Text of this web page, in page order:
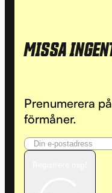
MISSA
Prenumerera
förmåner.